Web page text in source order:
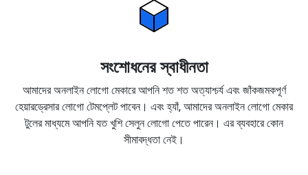
সংশোধনের স্বাধীনতা
আমাদের অনলাইন লোগো মেকারে আপনি শত শত অত্যাশ্চর্য এবং জাঁকজমকপূর্ণ
হেয়ারড্রেসার লোগো টেমপ্লেট পাবেন। এবং হ্যাঁ, আমাদের অনলাইন লোগো মেকার
টুলের মাধ্যমে আপনি যত খুশি সেলুন লোগো পেতে পারেন। এর ব্যবহারে কোন
সীমাবদ্ধতা নেই।